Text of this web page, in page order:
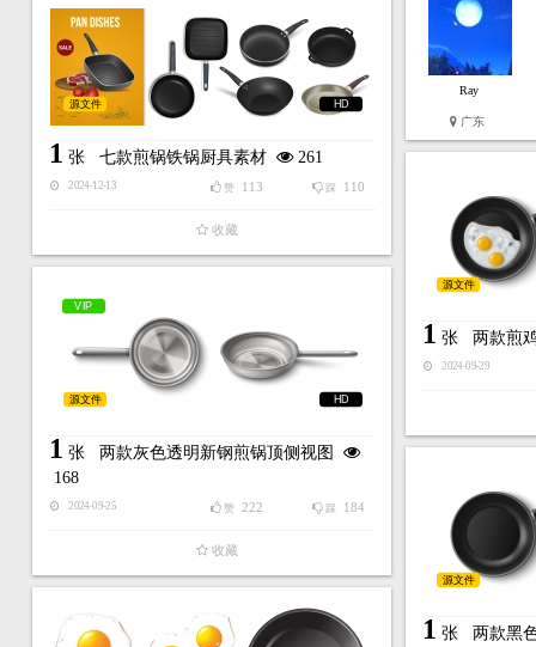
Ray
广东
HD
源文件
1 张 七款煎锅铁锅厨具素材 261
2024-12-13 踩 110
赞 113
收藏
源文件
1 张 两款煎
2024-09-29
VIP
HD
源文件
1 张 两款灰色透明新钢煎锅顶侧视图
168
2024-09-25 踩 184
赞 222
收藏
源文件
1 张 两款黑